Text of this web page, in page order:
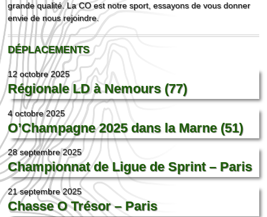
grande qualité. La CO est notre sport, essayons de vous donner
envie de nous rejoindre.
DÉPLACEMENTS
12 octobre 2025
Régionale LD à Nemours (77)
4 octobre 2025
O’Champagne 2025 dans la Marne (51)
28 septembre 2025
Championnat de Ligue de Sprint – Paris
21 septembre 2025
Chasse O Trésor – Paris